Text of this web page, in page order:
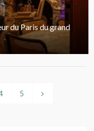
du Paris du grand
5